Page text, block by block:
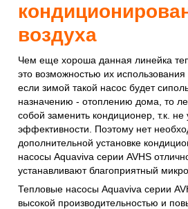
воздуха
Чем еще хороша данная линейка
это возможностью их
если зимой такой насос будет
назначению - отоплению дома, то
собой заменить кондиционер, т.к. не
эффективности. Поэтому нет
дополнительной установке
насосы Aquaviva серии AVHS
устанавливают благоприятный
Тепловые насосы Aquaviva серии
высокой производительностью и